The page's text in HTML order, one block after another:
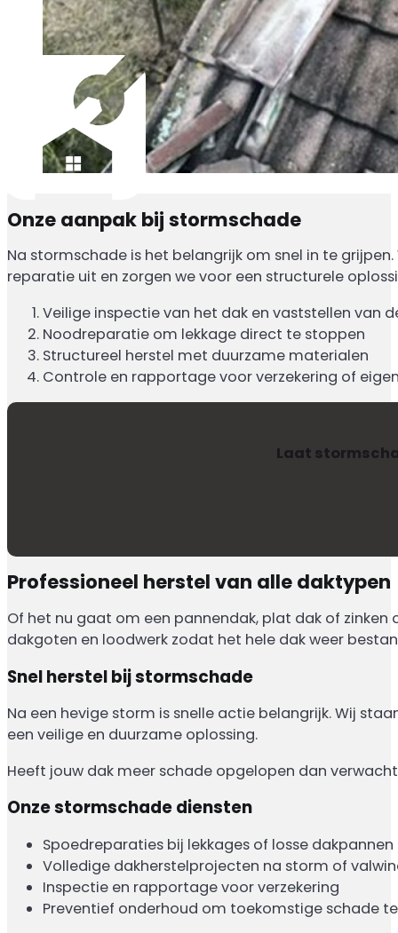
Onze aanpak bij stormschade
Na stormschade is het belangrijk om snel in te
reparatie uit en zorgen we voor een structurele
Veilige inspectie van het dak en vaststellen van
Noodreparatie om lekkage direct te stoppen
Structureel herstel met duurzame materialen
Controle en rapportage voor verzekering of
Laat
Professioneel herstel van alle daktypen
Of het nu gaat om een pannendak, plat dak of
dakgoten en loodwerk zodat het hele dak weer
Snel herstel bij stormschade
Na een hevige storm is snelle actie belangrijk. Wij
een veilige en duurzame oplossing.
Heeft jouw dak meer schade opgelopen dan
Onze stormschade diensten
Spoedreparaties bij lekkages of losse dakpannen
Volledige dakherstelprojecten na storm of
Inspectie en rapportage voor verzekering
Preventief onderhoud om toekomstige schade